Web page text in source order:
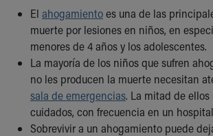
Find a Pediatrician
MyChart
Make an Appointment
Breastfeeding Medicine
Child Passenger Safety
Safe Sleep for Babies
Safe Sleep
About Akron Children's Pediatrics
El ahogamientoes una de las
muerte por lesiones en niños, en
menores de 4 años y los adolescentes.
La mayoría de los niños que sufren
no les producen la muerte necesitan
sala de emergencias. La mitad de
cuidados, con frecuencia en un
Sobrevivir a un ahogamiento puede